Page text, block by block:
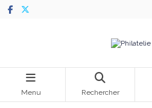
Menu Rechercher